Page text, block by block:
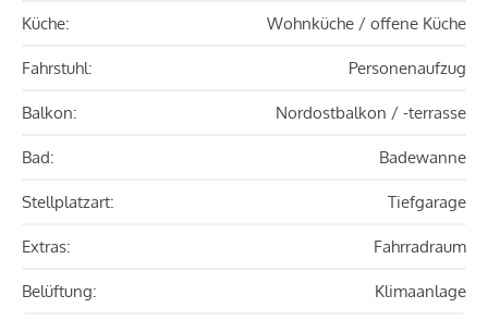
Küche: Wohnküche / offene Küche
Fahrstuhl: Personenaufzug
Balkon: Nordostbalkon / -terrasse
Bad: Badewanne
Stellplatzart: Tiefgarage
Extras: Fahrradraum
Belüftung: Klimaanlage